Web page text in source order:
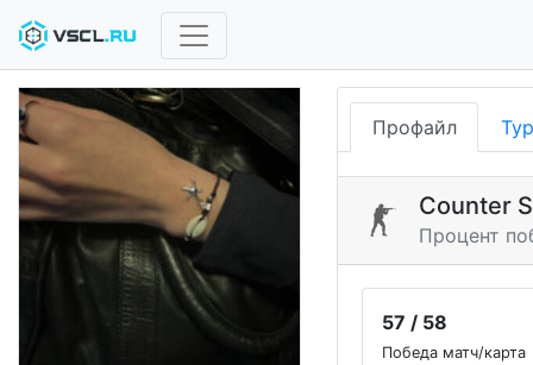
Профайл
Counter
Процент
57 / 58
Победа матч/карта